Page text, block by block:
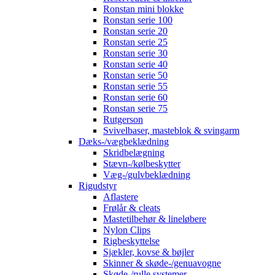
Ronstan mini blokke
Ronstan serie 100
Ronstan serie 20
Ronstan serie 25
Ronstan serie 30
Ronstan serie 40
Ronstan serie 50
Ronstan serie 55
Ronstan serie 60
Ronstan serie 75
Rutgerson
Svivelbaser, masteblok & svingarm
Dæks-/vægbeklædning
Skridbelægning
Stævn-/kølbeskytter
Væg-/gulvbeklædning
Rigudstyr
Aflastere
Frølår & cleats
Mastetilbehør & lineløbere
Nylon Clips
Rigbeskyttelse
Sjækler, kovse & bøjler
Skinner & skøde-/genuavogne